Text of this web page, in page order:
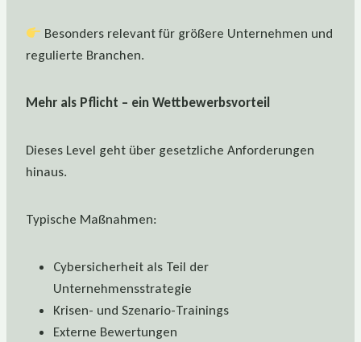
Besonders relevant für größere Unternehmen und
regulierte Branchen.
Mehr als Pflicht – ein Wettbewerbsvorteil
Dieses Level geht über gesetzliche Anforderungen
hinaus.
Typische Maßnahmen:
Cybersicherheit als Teil der
Unternehmensstrategie
Krisen- und Szenario-Trainings
Externe Bewertungen